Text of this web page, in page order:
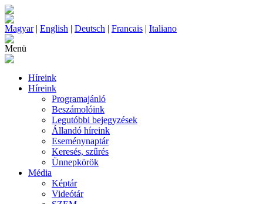
Magyar| English | Deutsch | Francais | Italiano
Menü
Híreink
Híreink
Programajánló
Beszámolóink
Legutóbbi bejegyzések
Állandó híreink
Eseménynaptár
Keresés, szűrés
Ünnepkörök
Média
Képtár
Videótár